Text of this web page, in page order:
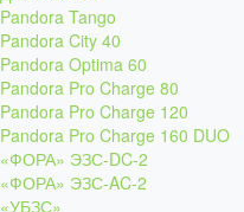
Pandora Tango
Pandora City 40
Pandora Optima 60
Pandora Pro Charge 80
Pandora Pro Charge 120
Pandora Pro Charge 160 DUO
«ФОРА» ЭЗС-DC-2
«ФОРА» ЭЗС-AC-2
«УБЗС»